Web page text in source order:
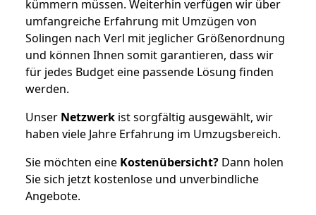
kümmern müssen. Weiterhin verfügen wir über
umfangreiche Erfahrung mit Umzügen von
Solingen nach Verl mit jeglicher Größenordnung
und können Ihnen somit garantieren, dass wir
für jedes Budget eine passende Lösung finden
werden.
Unser Netzwerk ist sorgfältig ausgewählt, wir
haben viele Jahre Erfahrung im Umzugsbereich.
Sie möchten eine Kostenübersicht? Dann holen
Sie sich jetzt kostenlose und unverbindliche
Angebote.